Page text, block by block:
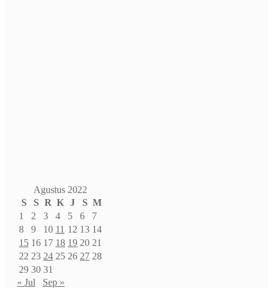
Agustus 2022
S
S R K J S M
1
2 3 4 5 6
7
8
9 10 11 12 13 14
15 16 17 18 19 20 21
22 23 24 25 26 27 28
29 30 31
« Jul
Sep »